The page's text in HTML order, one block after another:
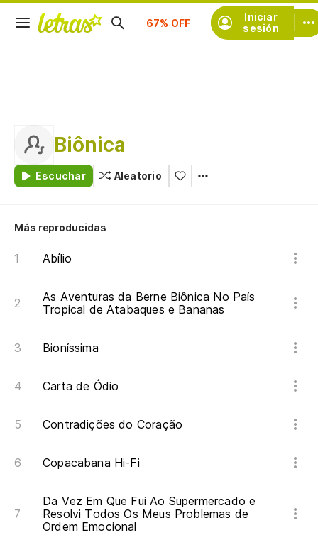
Iniciar
sesión
Suscríbete
Biônica
Escuchar Aleatorio
Más reproducidas
Abílio
As Aventuras da Berne Biônica No País
Tropical de Atabaques e Bananas
Bioníssima
Carta de Ódio
Contradições do Coração
Copacabana Hi-Fi
Da Vez Em Que Fui Ao Supermercado e
Resolvi Todos Os Meus Problemas de
Ordem Emocional